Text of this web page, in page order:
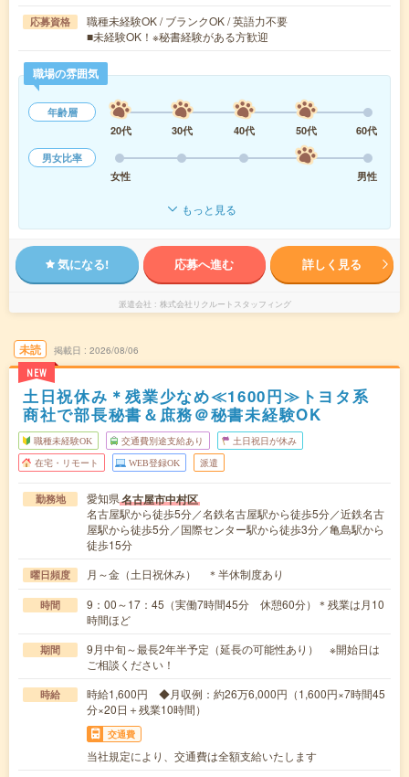
応募資格
職種未経験OK / ブランクOK / 英語力不要
■未経験OK！※秘書経験がある方歓迎
職場の雰囲気
年齢層
20代
30代 40代 50代
60代
男女比率
女性
男性
もっと見る
気になる! 応募へ進む 詳しく見る
派遣会社 株式会社リクルートスタッフィング
未読
NEW
掲載日 2026/08/06
土日祝休み＊残業少なめ≪1600円≫トヨタ系
商社で部長秘書＆庶務＠秘書未経験OK
職種未経験OK 交通費別途支給あり 土日祝日が休み
在宅・リモート WEB登録OK 派遣
勤務地 愛知県名古屋市中村区
名古屋駅から徒歩5分／名鉄名古屋駅から徒歩5分／近鉄名古
屋駅から徒歩5分／国際センター駅から徒歩3分／亀島駅から
徒歩15分
曜日頻度 月～金（土日祝休み） ＊半休制度あり
時間
9：00～17：45（実働7時間45分 休憩60分）＊残業は月10
時間ほど
期間
9月中旬～最長2年半予定（延長の可能性あり） ※開始日は
ご相談ください！
時給
時給1,600円 ◆月収例：約26万6,000円（1,600円×7時間45
分×20日＋残業10時間）
交通費
当社規定により、交通費は全額支給いたします